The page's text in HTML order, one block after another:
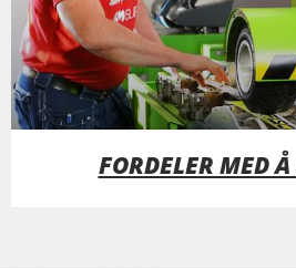
FORDELER MED